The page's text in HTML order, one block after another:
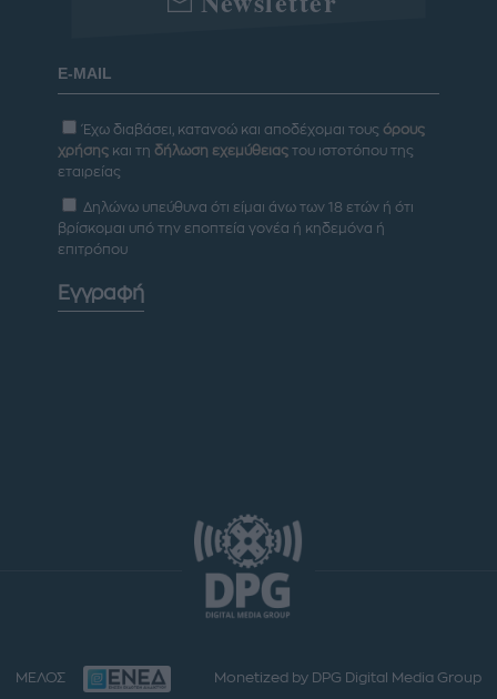
Έχω διαβάσει, κατανοώ και αποδέχομαι τους όρους
χρήσης και τη δήλωση εχεμύθειας του ιστοτόπου της
εταιρείας
Δηλώνω υπεύθυνα ότι είμαι άνω των 18 ετών ή ότι
βρίσκομαι υπό την εποπτεία γονέα ή κηδεμόνα ή
επιτρόπου
Εγγραφή
ΜΕΛΟΣ Monetized by DPG Digital Media Group